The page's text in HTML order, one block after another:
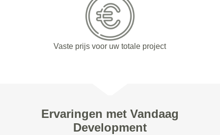
Vaste prijs voor uw totale project
Ervaringen met Vandaag
Development